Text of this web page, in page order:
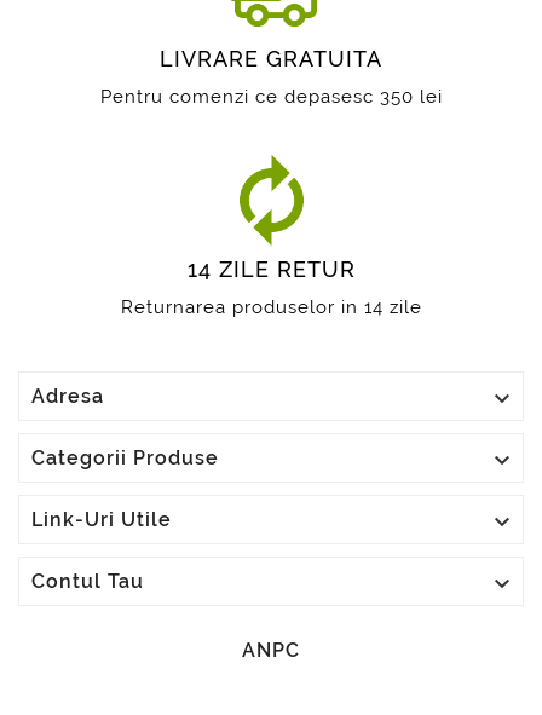
LIVRARE GRATUITA
Pentru comenzi ce depasesc 350 lei
14 ZILE RETUR
Returnarea produselor in 14 zile
Adresa 
Categorii Produse 
Link-Uri Utile 
Contul Tau 
ANPC